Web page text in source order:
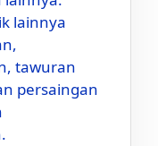
lainnya
tawuran
persaingan